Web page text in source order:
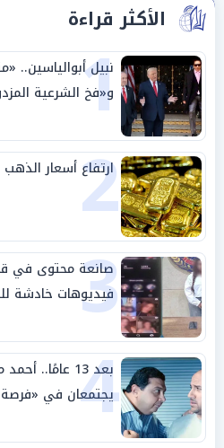
الأكثر قراءة
1
نبيل أبوالياسين..
و«فخ الشرعية
وحليفه في «ميتم
2
ارتفاع أسعار
3
صانعة محتوى في
فيديوهات خادشة
4 بعد 13 عامًا..
يجتمعان في